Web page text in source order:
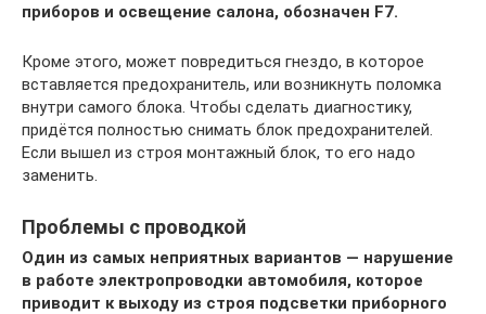
приборов и освещение салона, обозначен F7.
Кроме этого, может повредиться гнездо, в которое
вставляется предохранитель, или возникнуть поломка
внутри самого блока. Чтобы сделать диагностику,
придётся полностью снимать блок предохранителей.
Если вышел из строя монтажный блок, то его надо
заменить.
Проблемы с проводкой
Один из самых неприятных вариантов — нарушение
в работе электропроводки автомобиля, которое
приводит к выходу из строя подсветки приборного